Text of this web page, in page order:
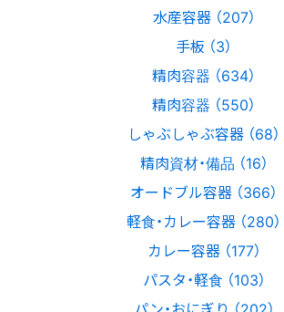
水産容器 （207）
手板 （3）
精肉容器 （634）
精肉容器 （550）
しゃぶしゃぶ容器 （68）
精肉資材・備品 （16）
オードブル容器 （366）
軽食・カレー容器 （280）
カレー容器 （177）
パスタ・軽食 （103）